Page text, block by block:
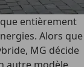
entièrement
Alors que
MG décide